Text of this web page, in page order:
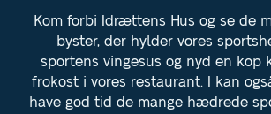
Kom forbi Idrættens Hus og se de
byster, der hylder vores
sportens vingesus og nyd en kop
frokost i vores restaurant. I kan
have god tid de mange hædrede